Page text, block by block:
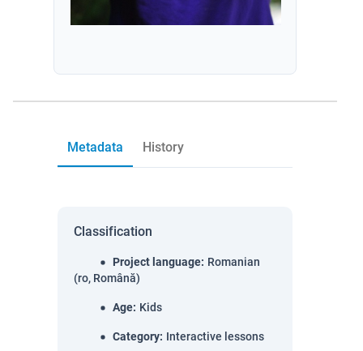
Metadata History
Classification
Project language: Romanian
(ro, Română)
Age: Kids
Category: Interactive lessons